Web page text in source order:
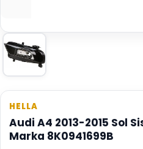
HELLA
Audi A4 2013-2015 Sol
Marka 8K0941699B